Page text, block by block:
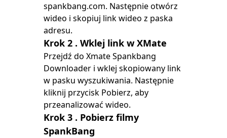
spankbang.com. Następnie otwórz
wideo i skopiuj link wideo z paska
adresu.
Krok 2 . Wklej link w XMate
Przejdź do Xmate Spankbang
Downloader i wklej skopiowany link
w pasku wyszukiwania. Następnie
kliknij przycisk Pobierz, aby
przeanalizować wideo.
Krok 3 . Pobierz filmy
SpankBang